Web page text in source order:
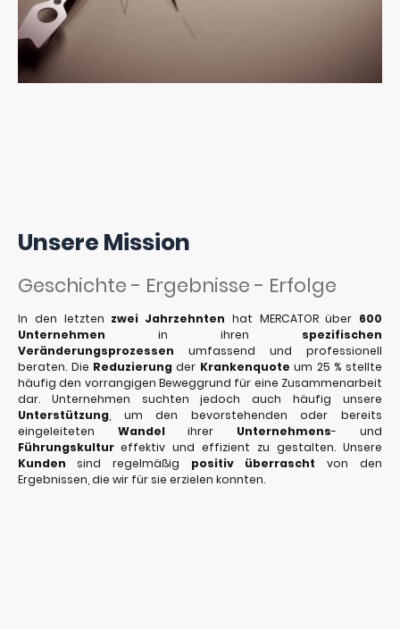
Geschichte - Ergebnisse - Erfolge
Unsere Mission
In den letzten zwei Jahrzehnten hat MERCATOR über 600
Unternehmen in ihren spezifischen
Veränderungsprozessen umfassend und professionell
beraten. Die Reduzierung der Krankenquote um 25 % stellte
häufig den vorrangigen Beweggrund für eine Zusammenarbeit
dar. Unternehmen suchten jedoch auch häufig unsere
Unterstützung , um den bevorstehenden oder bereits
eingeleiteten Wandel ihrer Unternehmens- und
Führungskultur effektiv und effizient zu gestalten. Unsere
Kunden sind regelmäßig positiv überrascht von den
Ergebnissen, die wir für sie erzielen konnten.